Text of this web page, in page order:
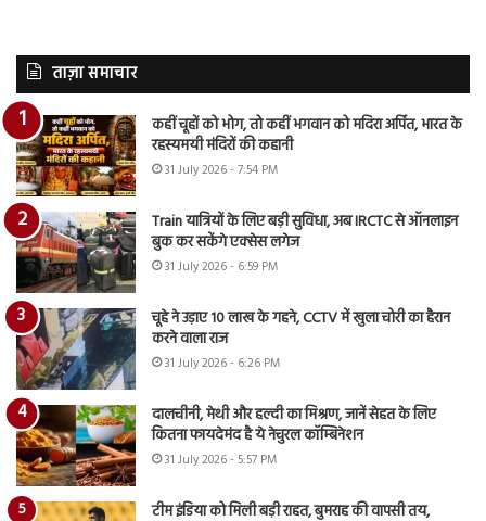
ताज़ा समाचार
कहीं चूहों को भोग, तो कहीं भगवान को मदिरा अर्पित, भारत के
रहस्यमयी मंदिरों की कहानी
31 July 2026 - 7:54 PM
Train यात्रियों के लिए बड़ी सुविधा, अब IRCTC से ऑनलाइन
बुक कर सकेंगे एक्सेस लगेज
31 July 2026 - 6:59 PM
चूहे ने उड़ाए 10 लाख के गहने, CCTV में खुला चोरी का हैरान
करने वाला राज
31 July 2026 - 6:26 PM
दालचीनी, मेथी और हल्दी का मिश्रण, जानें सेहत के लिए
कितना फायदेमंद है ये नेचुरल कॉम्बिनेशन
31 July 2026 - 5:57 PM
टीम इंडिया को मिली बड़ी राहत, बुमराह की वापसी तय,